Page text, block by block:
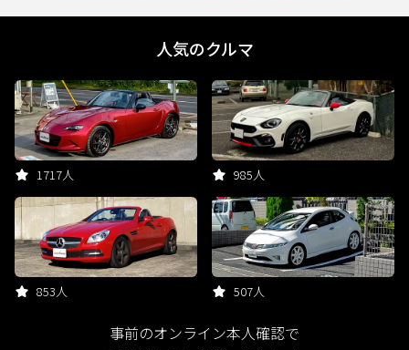
人気のクルマ
1717人 985人
853人 507人
事前のオンライン本人確認で